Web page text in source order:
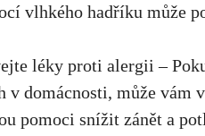
vlhkého hadříku může
léky proti alergii –
v ​domácnosti, může vám
pomoci snížit zánět a